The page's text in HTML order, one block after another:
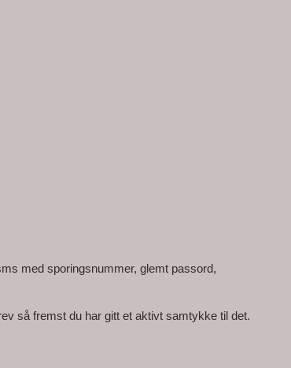
med sporingsnummer, glemt passord,
så fremst du har gitt et aktivt samtykke til det.